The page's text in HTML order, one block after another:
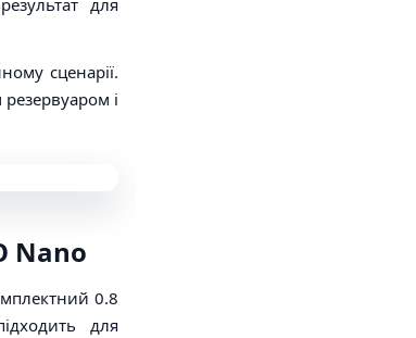
сценарії.
і
Nano
0.8
для